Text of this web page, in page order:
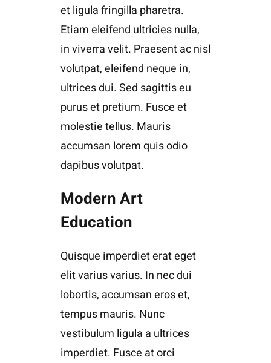
et ligula fringilla pharetra.
Etiam eleifend ultricies nulla,
in viverra velit. Praesent ac nisl
volutpat, eleifend neque in,
ultrices dui. Sed sagittis eu
purus et pretium. Fusce et
molestie tellus. Mauris
accumsan lorem quis odio
dapibus volutpat.
Modern Art
Education
Quisque imperdiet erat eget
elit varius varius. In nec dui
lobortis, accumsan eros et,
tempus mauris. Nunc
vestibulum ligula a ultrices
imperdiet. Fusce at orci